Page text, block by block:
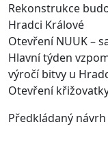
Rekonstrukce
Hradci Králové
Otevření NUUK –
Hlavní týden
výročí bitvy u
Otevření
Předkládaný návrh